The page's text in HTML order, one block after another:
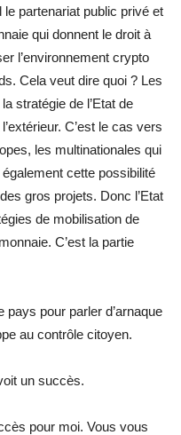
le partenariat public privé et
qui donnent le droit à
l’environnement crypto
Cela veut dire quoi ? Les
stratégie de l’Etat de
C’est le cas vers
les multinationales qui
cette possibilité
gros projets. Donc l’Etat
de mobilisation de
C’est la partie
pays pour parler d’arnaque
au contrôle citoyen.
un succès.
pour moi. Vous vous